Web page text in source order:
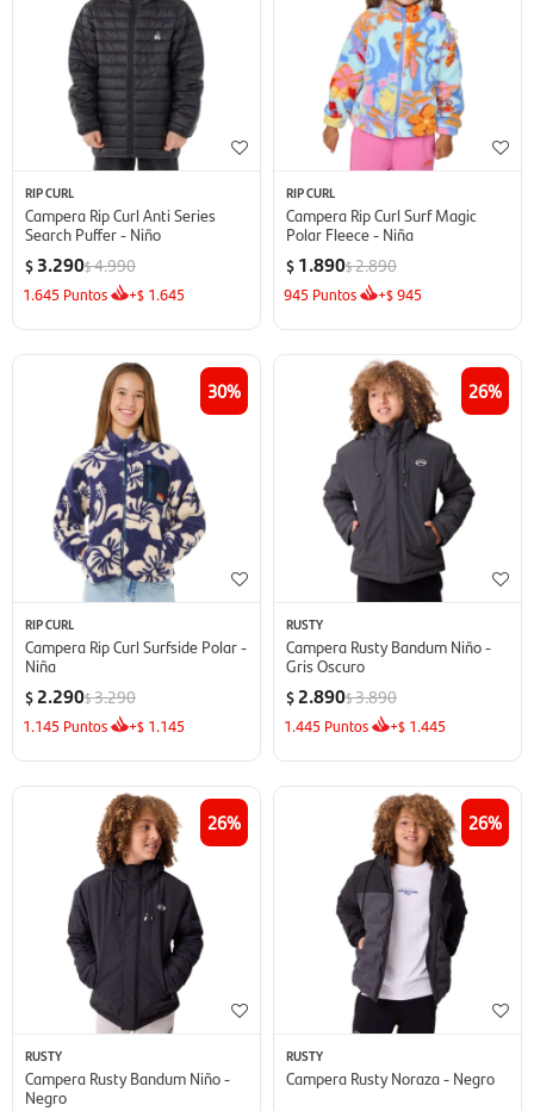
RIP CURL
Campera Rip Curl Anti Series
Search Puffer - Niño
$ 3.290$4.990
1.645 Puntos +$ 1.645
RIP CURL
Campera Rip Curl Surf Magic
Polar Fleece - Niña
$ 1.890$2.890
945 Puntos +$945
30
RIP CURL
Campera Rip Curl Surfside Polar -
Niña
$ 2.290$3.290
1.145 Puntos +$ 1.145
26
RUSTY
Campera Rusty Bandum Niño -
Gris Oscuro
$ 2.890$3.890
1.445 Puntos +$ 1.445
26
RUSTY
Campera Rusty Bandum Niño -
Negro
26
RUSTY
Campera Rusty Noraza - Negro